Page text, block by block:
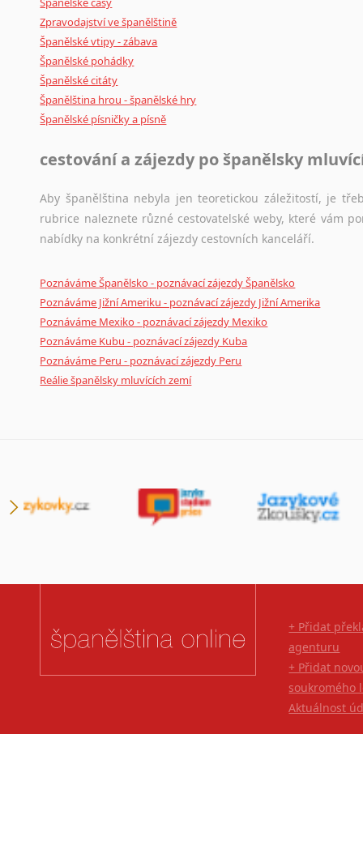
Zpravodajství ve španělštině
Španělské vtipy - zábava
Španělské pohádky
Španělské citáty
Španělština hrou - španělské hry
Španělské písničky a písně
cestování a zájezdy po španělsky
Aby španělština nebyla jen teoretickou záležitostí, je
rubrice naleznete různé cestovatelské weby, které vám
nabídky na konkrétní zájezdy cestovních kanceláří.
Poznáváme Španělsko - poznávací zájezdy Španělsko
Poznáváme Jižní Ameriku - poznávací zájezdy Jižní Amerika
Poznáváme Mexiko - poznávací zájezdy Mexiko
Poznáváme Kubu - poznávací zájezdy Kuba
Poznáváme Peru - poznávací zájezdy Peru
Reálie španělsky mluvících zemí
+ Přidat
agenturu
+ Přidat
soukromého
Aktuálnost